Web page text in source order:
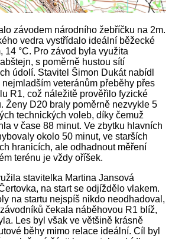
závodem národního žebříčku na 2m.
vedra vystřídalo ideální běžecké
14 °C. Pro závod byla využita
s poměrně hustou sítí
údolí. Stavitel Šimon Dukát nabídl
veteránům přeběhy přes
R1, což náležitě prověřilo fyzické
Ženy D20 braly poměrně nezvykle 5
technických voleb, díky čemuž
v čase 88 minut. Ve zbytku hlavních
okolo 50 minut, ve starších
hranicích, ale odhadnout měření
terénu je vždy oříšek.
stavitelka Martina Jansová
na start se odjíždělo vlakem.
na startu nejspíš nikdo neodhadoval,
čekala náběhovou R1 blíž,
Les byl však ve většině krásně
běhy mimo relace ideální. Cíl byl